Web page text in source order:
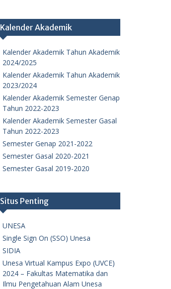
Kalender Akademik
Kalender Akademik Tahun Akademik
2024/2025
Kalender Akademik Tahun Akademik
2023/2024
Kalender Akademik Semester Genap
Tahun 2022-2023
Kalender Akademik Semester Gasal
Tahun 2022-2023
Semester Genap 2021-2022
Semester Gasal 2020-2021
Semester Gasal 2019-2020
Situs Penting
UNESA
Single Sign On (SSO) Unesa
SIDIA
Unesa Virtual Kampus Expo (UVCE)
2024 – Fakultas Matematika dan
Ilmu Pengetahuan Alam Unesa